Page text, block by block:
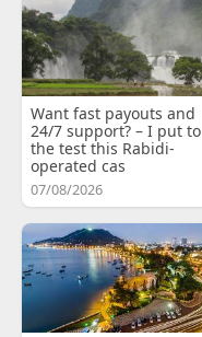
Want fast payouts and
24/7 support? – I put to
the test this Rabidi-
operated cas
07/08/2026